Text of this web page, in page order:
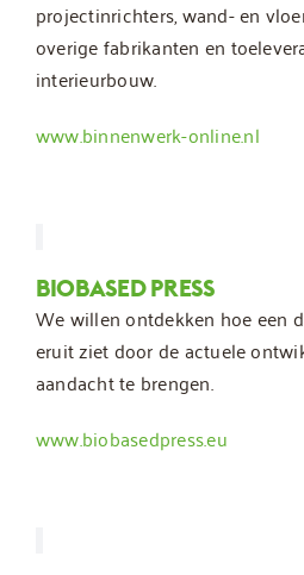
projectinrichters, wand- en
overige fabrikanten en
interieurbouw.
www.binnenwerk-online.nl
BIOBASED PRESS
We willen ontdekken hoe een
eruit ziet door de actuele
aandacht te brengen.
www.biobasedpress.eu